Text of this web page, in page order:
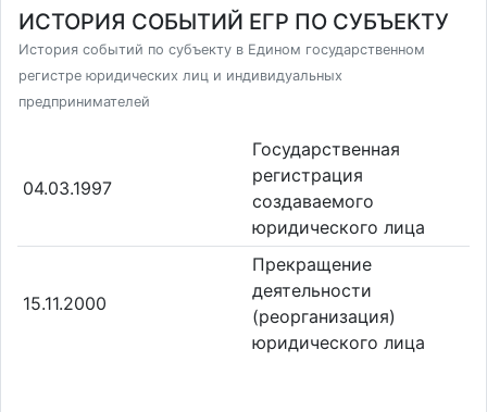
ИСТОРИЯ СОБЫТИЙ ЕГР ПО СУБЪЕКТУ
История событий по субъекту в Едином государственном
регистре юридических лиц и индивидуальных
предпринимателей
04.03.1997
Государственная
регистрация
создаваемого
юридического лица
15.11.2000
Прекращение
деятельности
(реорганизация)
юридического лица